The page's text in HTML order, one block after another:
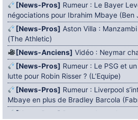
[News-Pros] Rumeur : Le Bayer
négociations pour Ibrahim Mbaye (Ben
[News-Pros] Aston Villa :
(The Athletic)
[News-Anciens] Vidéo : Neymar
[News-Pros] Rumeur : Le PSG et
lutte pour Robin Risser ? (L’Equipe)
[News-Pros] Rumeur : Liverpool
Mbaye en plus de Bradley Barcola
[News-Pros]
Rumeur : Accord